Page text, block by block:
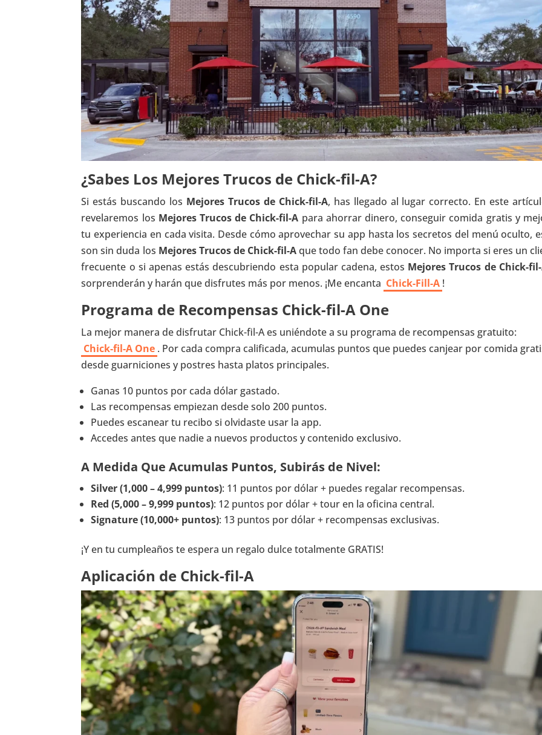
¿Sabes Los Mejores Trucos de Chick-fil-A?
Si estás buscando los Mejores Trucos de Chick-fil-A, has llegado al lugar correcto. En este
revelaremos los Mejores Trucos de Chick-fil-A para ahorrar dinero, conseguir comida gratis y
tu experiencia en cada visita. Desde cómo aprovechar su app hasta los secretos del menú oculto,
son sin duda los Mejores Trucos de Chick-fil-Aque todo fan debe conocer. No importa si eres un
frecuente o si apenas estás descubriendo esta popular cadena, estos Mejores Trucos de Chick-
sorprenderán y harán que disfrutes más por menos. ¡Me encanta Chick-Fill-A !
Programa de Recompensas Chick-fil-A One
La mejor manera de disfrutar Chick-fil-A es uniéndote a su programa de recompensas gratuito:
Chick-fil-A One . Por cada compra calificada, acumulas puntos que puedes canjear por comida
desde guarniciones y postres hasta platos principales.
Ganas 10 puntos por cada dólar gastado.
Las recompensas empiezan desde solo 200 puntos.
Puedes escanear tu recibo si olvidaste usar la app.
Accedes antes que nadie a nuevos productos y contenido exclusivo.
A Medida Que Acumulas Puntos, Subirás de Nivel:
Silver (1,000 – 4,999 puntos): 11 puntos por dólar + puedes regalar recompensas.
Red (5,000 – 9,999 puntos): 12 puntos por dólar + tour en la oficina central.
Signature (10,000+ puntos): 13 puntos por dólar + recompensas exclusivas.
¡Y en tu cumpleaños te espera un regalo dulce totalmente GRATIS!
Aplicación de Chick-fil-A